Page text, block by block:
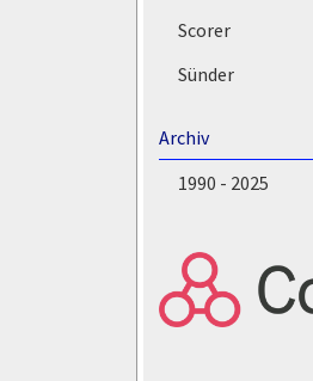
Scorer
Sünder
Archiv
1990 - 2025